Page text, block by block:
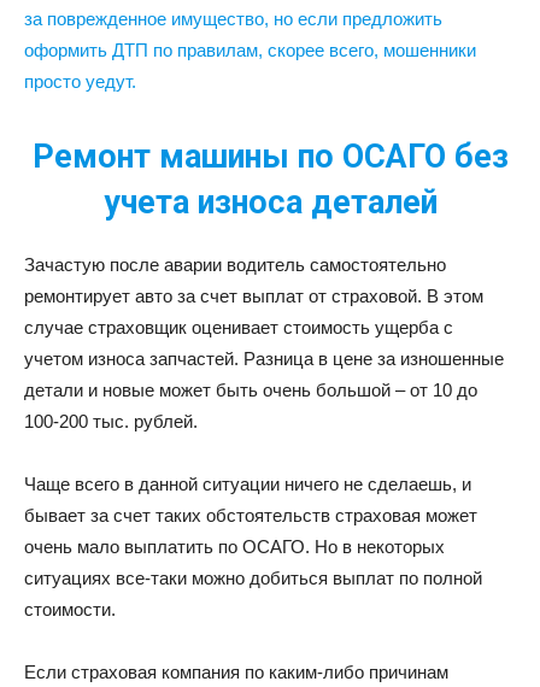
за поврежденное имущество, но если предложить
оформить ДТП по правилам, скорее всего, мошенники
просто уедут.
Ремонт машины по ОСАГО без
учета износа деталей
Зачастую после аварии водитель самостоятельно
ремонтирует авто за счет выплат от страховой. В этом
случае страховщик оценивает стоимость ущерба с
учетом износа запчастей. Разница в цене за изношенные
детали и новые может быть очень большой – от 10 до
100-200 тыс. рублей.
Чаще всего в данной ситуации ничего не сделаешь, и
бывает за счет таких обстоятельств страховая может
очень мало выплатить по ОСАГО. Но в некоторых
ситуациях все-таки можно добиться выплат по полной
стоимости.
Если страховая компания по каким-либо причинам